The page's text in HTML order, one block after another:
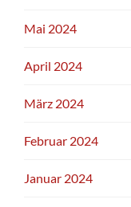
Mai 2024
April 2024
März 2024
Februar 2024
Januar 2024